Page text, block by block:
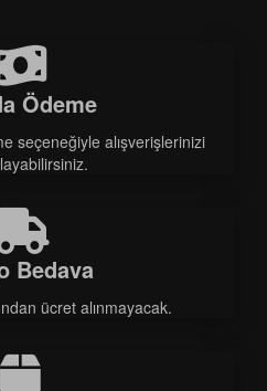
Ödeme
seçeneğiyle alışverişlerinizi
Bedava
ücret alınmayacak.